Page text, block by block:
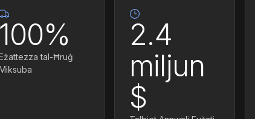
100%
tal-Ħruġ
2.4
miljun
$